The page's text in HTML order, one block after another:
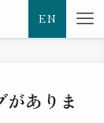
EN
ありま